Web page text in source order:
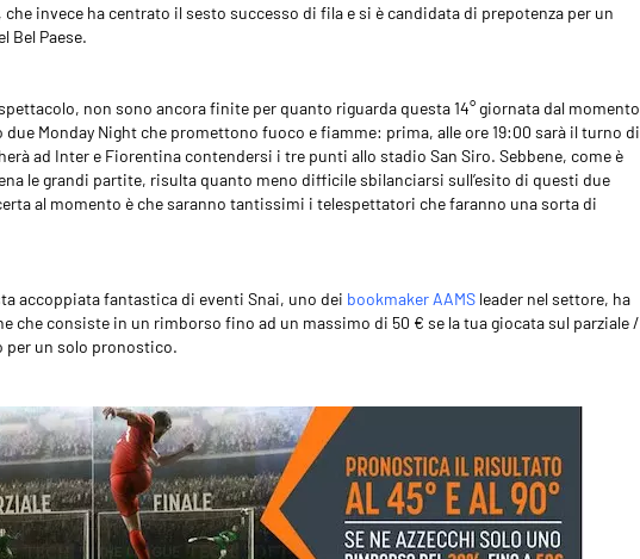
che invece ha centrato il sesto successo di fila e si è candidata di prepotenza per un
Bel Paese.
non sono ancora finite per quanto riguarda questa 14° giornata dal momento
due Monday Night che promettono fuoco e fiamme: prima, alle ore 19:00 sarà il turno di
ad Inter e Fiorentina contendersi i tre punti allo stadio San Siro. Sebbene, come è
le grandi partite, risulta quanto meno difficile sbilanciarsi sull’esito di questi due
al momento è che saranno tantissimi i telespettatori che faranno una sorta di
accoppiata fantastica di eventi Snai, uno dei bookmaker AAMS leader nel settore, ha
che consiste in un rimborso fino ad un massimo di 50 € se la tua giocata sul parziale /
per un solo pronostico.